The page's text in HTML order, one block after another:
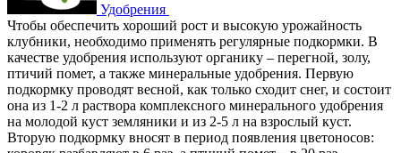
Удобрения
Чтобы обеспечить хороший рост и высокую урожайность
клубники, необходимо применять регулярные подкормки. В
качестве удобрения используют органику – перегной, золу,
птичий помет, а также минеральные удобрения. Первую
подкормку проводят весной, как только сходит снег, и состоит
она из 1-2 л раствора комплексного минерального удобрения
на молодой куст земляники и из 2-5 л на взрослый куст.
Вторую подкормку вносят в период появления цветоносов: